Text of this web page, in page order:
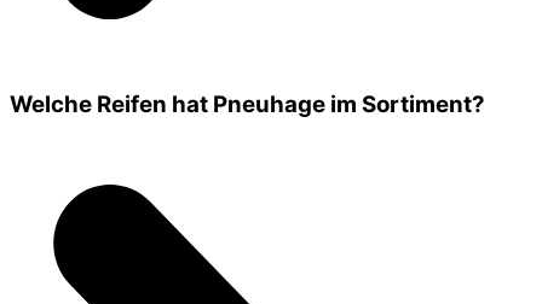
Welche Reifen hat Pneuhage im Sortiment?